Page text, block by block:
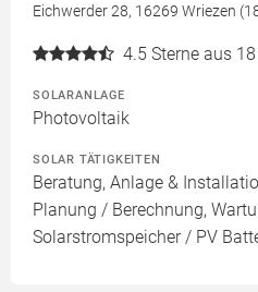
Eichwerder 28, 16269 Wriezen
4.5 Sterne aus
SOLARANLAGE
Photovoltaik
SOLAR TÄTIGKEITEN
Beratung, Anlage &
Planung / Berechnung,
Solarstromspeicher / PV